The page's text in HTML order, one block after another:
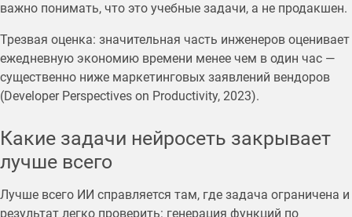
важно понимать, что это учебные задачи, а не продакшен.
Трезвая оценка: значительная часть инженеров оценивает
ежедневную экономию времени менее чем в один час —
существенно ниже маркетинговых заявлений вендоров
(Developer Perspectives on Productivity, 2023).
Какие задачи нейросеть закрывает
лучше всего
Лучше всего ИИ справляется там, где задача ограничена и
результат легко проверить: генерация функций по